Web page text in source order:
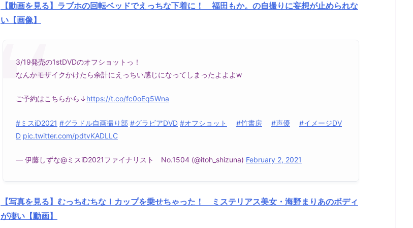
【動画を見る】ラブホの回転ベッドでえっちな下着に！ 福田もか。の自撮りに妄想が止められな
い【画像】
3/19発売の1stDVDのオフショットっ！
なんかモザイクかけたら余計にえっちい感じになってしまったよよよw
ご予約はこちらから↓https://t.co/fc0oEq5Wna
#ミスiD2021 #グラドル自画撮り部 #グラビアDVD #オフショット #竹書房 #声優
#イメージDV
D pic.twitter.com/pdtvKADLLC
— 伊藤しずな@ミスiD2021ファイナリスト No.1504 (@itoh_shizuna) February 2, 2021
【写真を見る】むっちむちなＩカップを乗せちゃった！ ミステリアス美女・海野まりあのボディ
が凄い【動画】